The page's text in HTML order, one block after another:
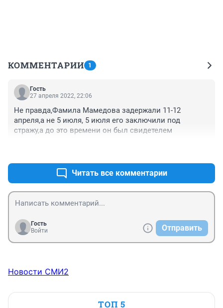
КОММЕНТАРИИ 1
Гость
27 апреля 2022, 22:06
Не правда,Фамила Мамедова задержали 11-12
апреля,а не 5 июля, 5 июля его заключили под
стражу,а до это времени он был свидетелем
Читать все комментарии
Гость
Войти
Отправить
Новости СМИ2
ТОП 5